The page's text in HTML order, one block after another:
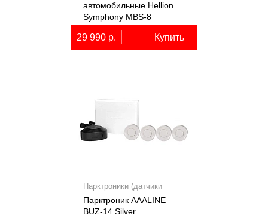
автомобильные Hellion
Symphony MBS-8
29 990 р. Купить
Парктроники (датчики
парковки)
Парктроник AAALINE
BUZ-14 Silver